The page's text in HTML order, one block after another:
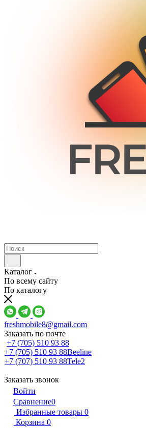
Каталог
По всему сайту
По каталогу
freshmobile8@gmail.com
Заказать по почте
+7 (705) 510 93 88
+7 (705) 510 93 88Beeline
+7 (707) 510 93 88Tele2
Заказать звонок
Войти
Сравнение0
Избранные товары 0
Корзина 0